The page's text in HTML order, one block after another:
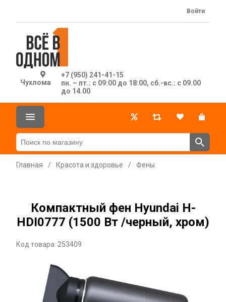
Чухлома
+7 (950) 241-41-15
пн. – пт.: с 09:00 до 18:00, сб.-вс.: с 09.00
до 14.00
Войти
Главная / Красота и здоровье / Фены
Компактный фен Hyundai H-
HDI0777 (1500 Вт /черный, хром)
Код товара: 253409